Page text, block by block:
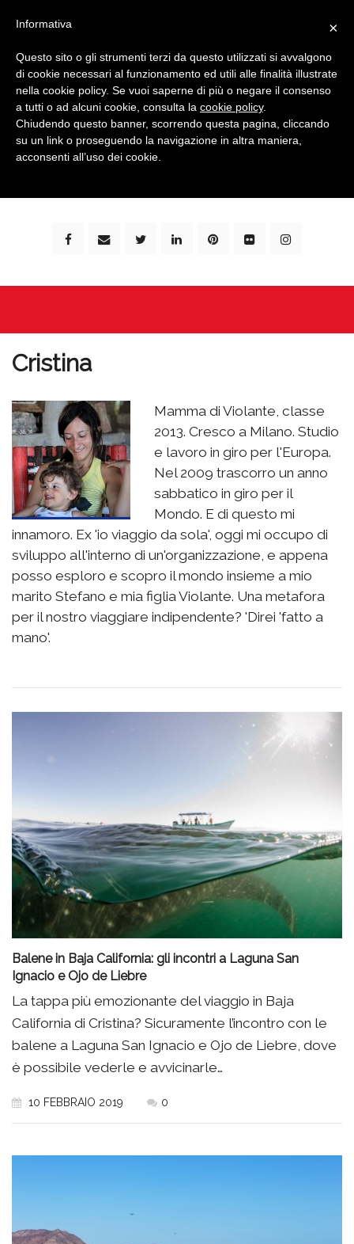
bimbi e viaggi - family travel blog: community #1 in
Cristina
Mamma di Violante, classe
2013. Cresco a Milano. Studio
e lavoro in giro per l'Europa.
Nel 2009 trascorro un anno
sabbatico in giro per il
Mondo. E di questo mi
innamoro. Ex 'io viaggio da sola', oggi mi occupo di
sviluppo all'interno di un'organizzazione, e appena
posso esploro e scopro il mondo insieme a mio
marito Stefano e mia figlia Violante. Una metafora
per il nostro viaggiare indipendente? 'Direi 'fatto a
mano'.
Balene in Baja California: gli incontri a Laguna San
Ignacio e Ojo de Liebre
La tappa più emozionante del viaggio in Baja
California di Cristina? Sicuramente l’incontro con le
balene a Laguna San Ignacio e Ojo de Liebre, dove
è possibile vederle e avvicinarle…
10 FEBBRAIO 2019 0
×
Informativa
Questo sito o gli strumenti terzi da questo utilizzati si avvalgono
di cookie necessari al funzionamento ed utili alle finalità illustrate
nella cookie policy. Se vuoi saperne di più o negare il consenso
a tutti o ad alcuni cookie, consulta la cookie policy.
Chiudendo questo banner, scorrendo questa pagina, cliccando
su un link o proseguendo la navigazione in altra maniera,
acconsenti all’uso dei cookie.